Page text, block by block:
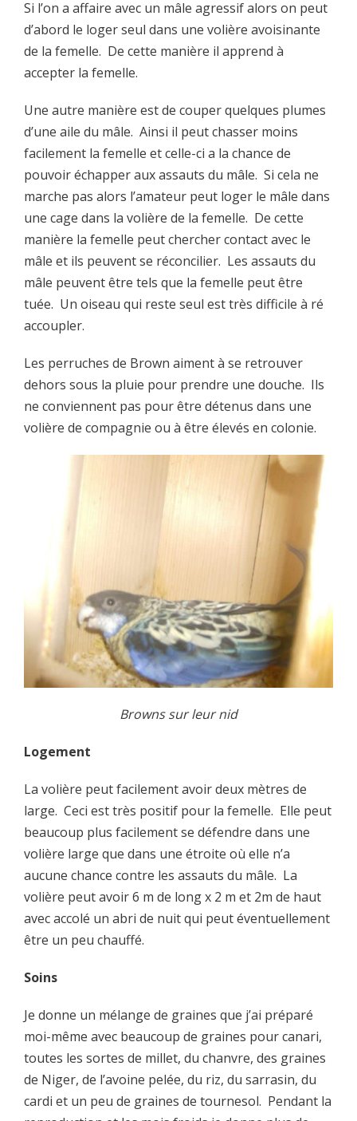
Si l’on a affaire avec un mâle agressif alors on peut
d’abord le loger seul dans une volière avoisinante
de la femelle. De cette manière il apprend à
accepter la femelle.
Une autre manière est de couper quelques plumes
d’une aile du mâle. Ainsi il peut chasser moins
facilement la femelle et celle-ci a la chance de
pouvoir échapper aux assauts du mâle. Si cela ne
marche pas alors l’amateur peut loger le mâle dans
une cage dans la volière de la femelle. De cette
manière la femelle peut chercher contact avec le
mâle et ils peuvent se réconcilier. Les assauts du
mâle peuvent être tels que la femelle peut être
tuée. Un oiseau qui reste seul est très difficile à ré
accoupler.
Les perruches de Brown aiment à se retrouver
dehors sous la pluie pour prendre une douche. Ils
ne conviennent pas pour être détenus dans une
volière de compagnie ou à être élevés en colonie.
Browns sur leur nid
Logement
La volière peut facilement avoir deux mètres de
large. Ceci est très positif pour la femelle. Elle peut
beaucoup plus facilement se défendre dans une
volière large que dans une étroite où elle n’a
aucune chance contre les assauts du mâle. La
volière peut avoir 6 m de long x 2 m et 2m de haut
avec accolé un abri de nuit qui peut éventuellement
être un peu chauffé.
Soins
Je donne un mélange de graines que j’ai préparé
moi-même avec beaucoup de graines pour canari,
toutes les sortes de millet, du chanvre, des graines
de Niger, de l’avoine pelée, du riz, du sarrasin, du
cardi et un peu de graines de tournesol. Pendant la